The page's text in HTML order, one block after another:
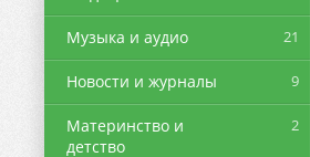
Музыка и аудио 21
Новости и журналы 9
Материнство и
детство
2